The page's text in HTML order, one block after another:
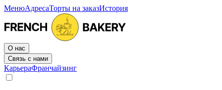
МенюАдресаТорты на заказИстория
О нас
Связь с нами
КарьераФранчайзинг